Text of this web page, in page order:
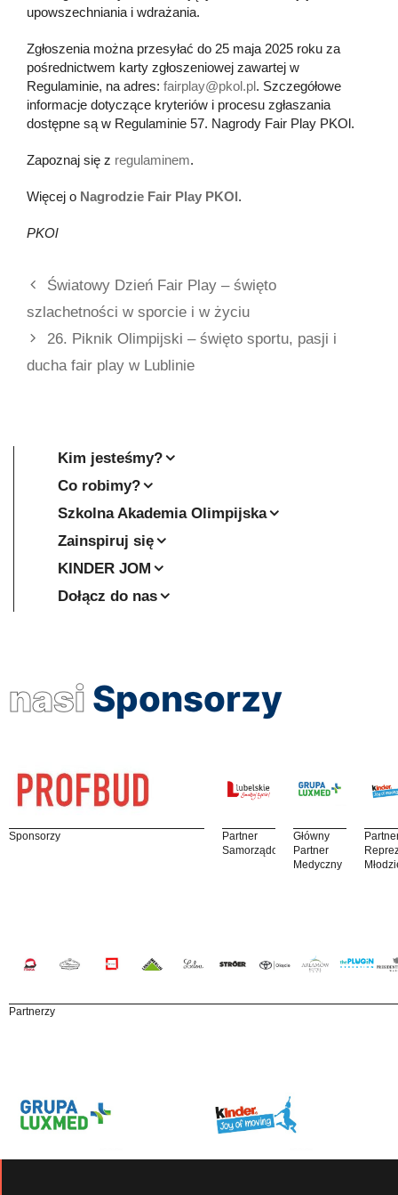
upowszechniania i wdrażania.
Zgłoszenia można przesyłać do 25 maja 2025 roku za
pośrednictwem karty zgłoszeniowej zawartej w
Regulaminie, na adres: fairplay@pkol.pl. Szczegółowe
informacje dotyczące kryteriów i procesu zgłaszania
dostępne są w Regulaminie 57. Nagrody Fair Play PKOl.
Zapoznaj się z regulaminem.
Więcej o Nagrodzie Fair Play PKOl.
PKOl
Światowy Dzień Fair Play – święto
szlachetności w sporcie i w życiu
26. Piknik Olimpijski – święto sportu, pasji i
ducha fair play w Lublinie
Kim jesteśmy?
Co robimy?
Szkolna Akademia Olimpijska
Zainspiruj się
KINDER JOM
Dołącz do nas
nasi Sponsorzy
Sponsorzy
Partner
Samorządowy
Główny
Partner
Medyczny
Partnerzy